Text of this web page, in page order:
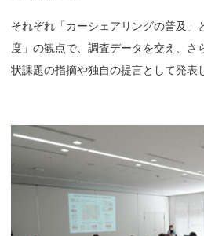
それぞれ「カーシェアリングの普及」
度」の観点で、調査データを交え、さ
状課題の指摘や独自の提言として発表